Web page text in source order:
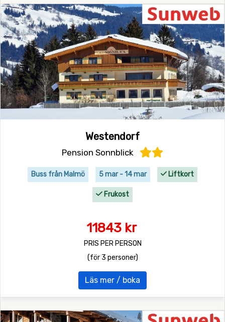
Westendorf
Pension Sonnblick
Buss från Malmö 5 mar - 14 mar Liftkort
Frukost
11843 kr
PRIS PER PERSON
(för 3 personer)
Läs mer / boka